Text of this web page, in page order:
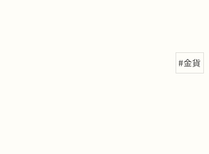
#金貨